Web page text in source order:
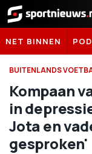
Sportnieuws.nl
NET BINNEN
BUITENLANDS
Kompaan
in
Jota en
gesproken'